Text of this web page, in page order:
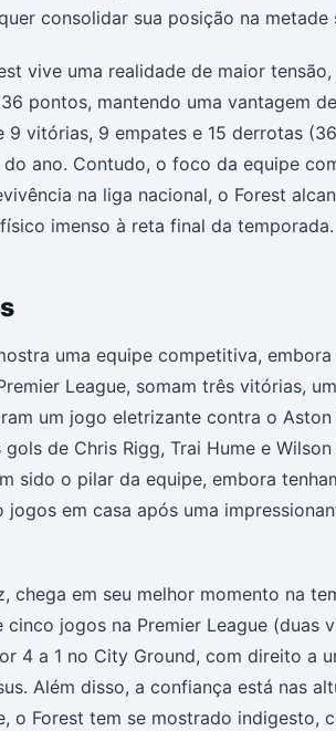
consolidar sua posição na metade
vive uma realidade de maior
pontos, mantendo uma vantagem
9 vitórias, 9 empates e 15 derrotas
ano. Contudo, o foco da equipe
na liga nacional, o Forest
imenso à reta final da temporada.
uma equipe competitiva,
League, somam três vitórias,
um jogo eletrizante contra o
de Chris Rigg, Trai Hume e
sido o pilar da equipe, embora
em casa após uma
chega em seu melhor momento na
jogos na Premier League (duas
4 a 1 no City Ground, com direito a
Além disso, a confiança está nas
o Forest tem se mostrado indigesto,